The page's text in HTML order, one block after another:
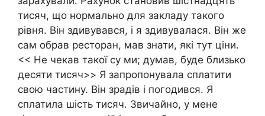
тисяч, що нормально для закладу такого
рівня. Він здивувався, і я здивувалася. Він же
сам обрав ресторан, мав знати, які тут ціни.
<< Не чекав такої су ми; думав, буде близько
десяти тисяч>> Я запропонувала сплатити
свою частину. Він зрадів і погодився. Я
сплатила шість тисяч. Звичайно, у мене